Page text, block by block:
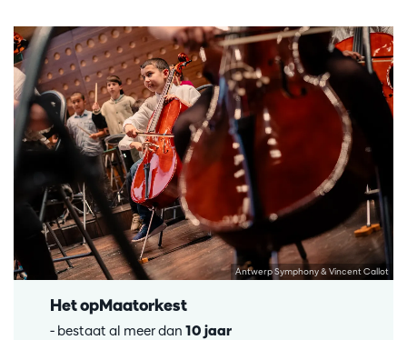
Antwerp Symphony & Vincent Callot
Het opMaatorkest
- bestaat al meer dan 10 jaar